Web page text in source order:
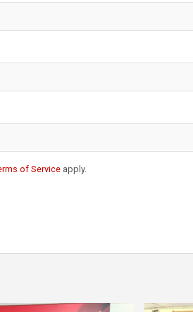
of Service apply.